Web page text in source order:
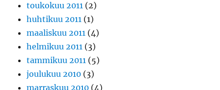
toukokuu 2011 (2)
huhtikuu 2011 (1)
maaliskuu 2011 (4)
helmikuu 2011 (3)
tammikuu 2011 (5)
joulukuu 2010 (3)
marraskuu 2010 (4)